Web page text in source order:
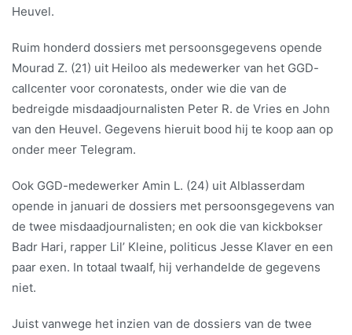
Heuvel.
Ruim honderd dossiers met persoonsgegevens opende
Mourad Z. (21) uit Heiloo als medewerker van het GGD-
callcenter voor coronatests, onder wie die van de
bedreigde misdaadjournalisten Peter R. de Vries en John
van den Heuvel. Gegevens hieruit bood hij te koop aan op
onder meer Telegram.
Ook GGD-medewerker Amin L. (24) uit Alblasserdam
opende in januari de dossiers met persoonsgegevens van
de twee misdaadjournalisten; en ook die van kickbokser
Badr Hari, rapper Lil’ Kleine, politicus Jesse Klaver en een
paar exen. In totaal twaalf, hij verhandelde de gegevens
niet.
Juist vanwege het inzien van de dossiers van de twee